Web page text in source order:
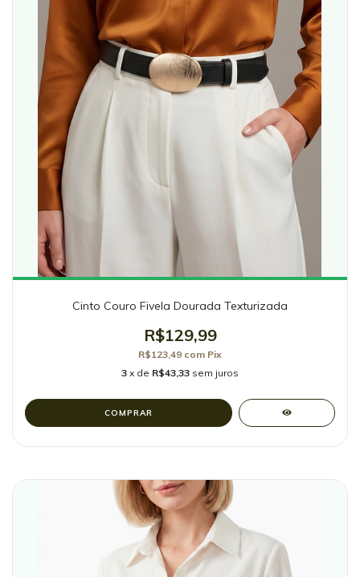
Cinto Couro Fivela Dourada Texturizada
R$129,99
R$123,49 com Pix
3 x de R$43,33 sem juros
COMPRAR